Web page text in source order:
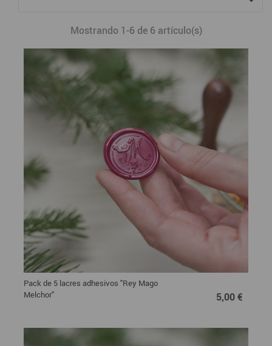
Mostrando 1-6 de 6 artículo(s)
Pack de 5 lacres adhesivos "Rey Mago
Melchor"
5,00 €